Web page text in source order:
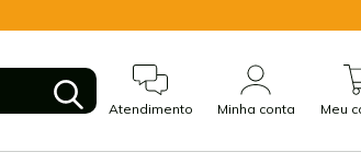
Atendimento Minha conta Meu